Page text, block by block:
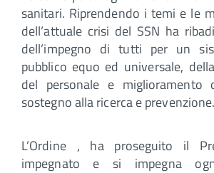
sanitari. Riprendendo i temi e le
dell’attuale crisi del SSN ha
dell’impegno di tutti per un
pubblico equo ed universale,
del personale e miglioramento
sostegno alla ricerca e prevenzione.
L’Ordine , ha proseguito il
impegnato e si impegna